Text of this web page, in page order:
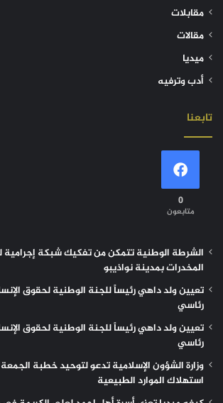
مقابلات
مقالات
ميديا
أدب وترفيه
تابعنا
0
متابعون
الشرطة الوطنية تتمكن من تفكيك شبكة إجرامية
المخدرات بمدينة نواذيبو
تعيين ولد داهي رئيساً للجنة الوطنية لحقوق
رئاسي
تعيين ولد داهي رئيساً للجنة الوطنية لحقوق
رئاسي
وزارة الشؤون الإسلامية تدعو لتوحيد خطبة
استهلاك الموارد الطبيعية